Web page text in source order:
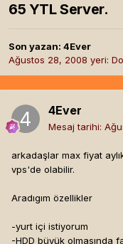
65 YTL Server.
Son yazan: 4Ever
Ağustos 28, 2008 yeri:
4Ever
Mesaj tarihi:
arkadaşlar max fiyat
vps'de olabilir.
Aradıgım özellikler
-yurt içi istiyorum
-HDD büyük olmasında